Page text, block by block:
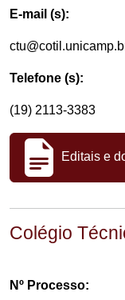
E-mail (s):
Telefone (s):
(19) 2113-3383
Editais e
Colégio
Nº Processo: